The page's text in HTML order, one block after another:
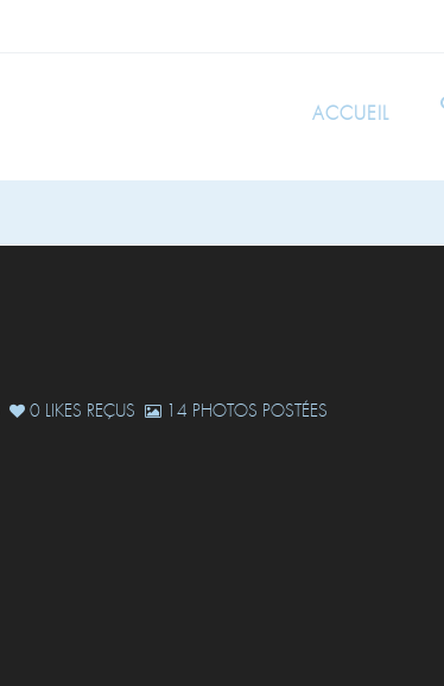
ACCUEIL
0 LIKES REÇUS 14 PHOTOS POSTÉES